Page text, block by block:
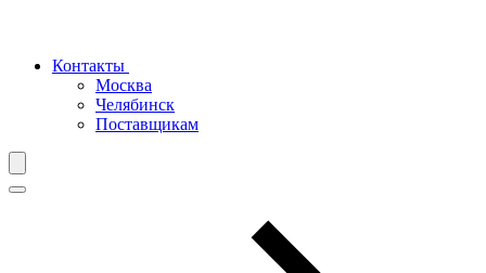
Контакты
Москва
Челябинск
Поставщикам